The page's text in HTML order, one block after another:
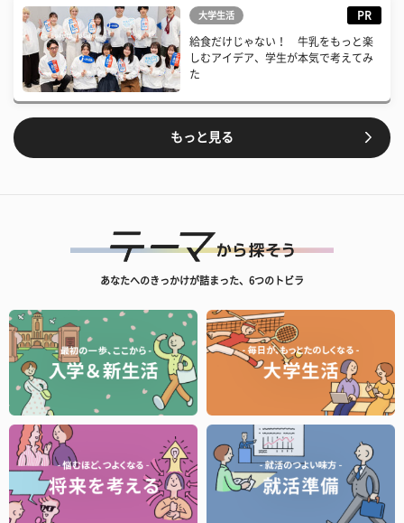
大学生活 PR
給食だけじゃない！ 牛乳をもっと楽
しむアイデア、学生が本気で考えてみ
た
もっと見る
あなたへのきっかけが詰まった、6つのトビラ